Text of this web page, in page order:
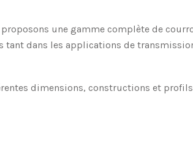
une gamme complète de
dans les applications de
dimensions, constructions et